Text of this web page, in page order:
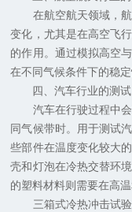
在航空航天领域，航
变化，尤其是在高空飞
的作用。通过模拟高空
在不同气候条件下的稳
四、汽车行业的测试
汽车在行驶过程中会
同气候带时。用于测试
些部件在温度变化较大
壳和灯泡在冷热交替环
的塑料材料则需要在高
三箱式冷热冲击试验